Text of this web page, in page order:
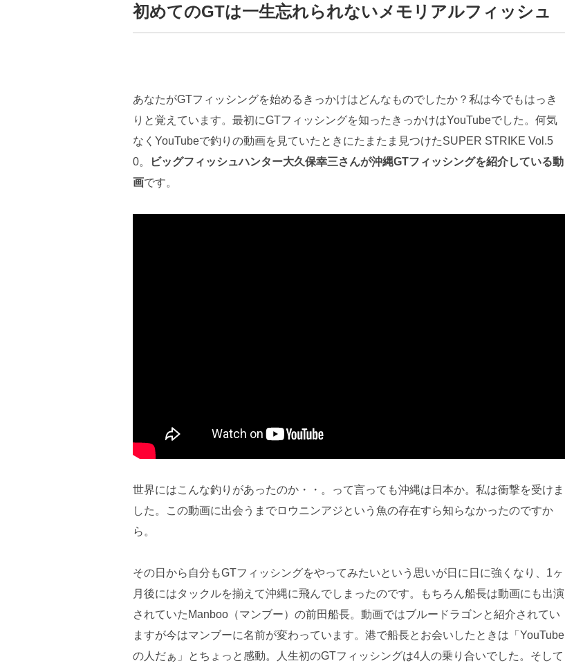
初めてのGTは一生忘れられないメモリアルフィッシュ
あなたがGTフィッシングを始めるきっかけはどんなものでしたか？私は今でもはっき
りと覚えています。最初にGTフィッシングを知ったきっかけはYouTubeでした。何気
なくYouTubeで釣りの動画を見ていたときにたまたま見つけたSUPER STRIKE Vol.5
0。
ビッグフィッシュハンター大久保幸三さんが沖縄GTフィッシングを紹介している動
画です。
世界にはこんな釣りがあったのか・・。って言っても沖縄は日本か。私は衝撃を受けま
した。この動画に出会うまでロウニンアジという魚の存在すら知らなかったのですか
ら。
その日から自分もGTフィッシングをやってみたいという思いが日に日に強くなり、1ヶ
月後にはタックルを揃えて沖縄に飛んでしまったのです。もちろん船長は動画にも出演
されていたManboo（マンブー）の前田船長。動画ではブルードラゴンと紹介されてい
ますが今はマンブーに名前が変わっています。港で船長とお会いしたときは「YouTube
の人だぁ」とちょっと感動。人生初のGTフィッシングは4人の乗り合いでした。そして